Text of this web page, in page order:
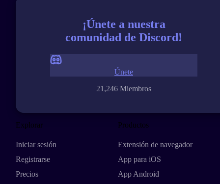
¡Únete a nuestra
comunidad de Discord!
21,246 Miembros
Únete
Explorar
Iniciar sesión
Registrarse
Precios
Productos
Extensión de navegador
App para iOS
App Android